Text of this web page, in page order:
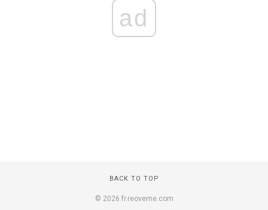
ad
BACK TO TOP
© 2026 fr.reoveme.com